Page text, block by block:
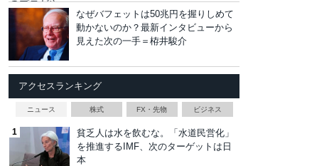
なぜバフェットは50兆円を握りしめて
動かないのか？最新インタビューから
見えた次の一手＝栫井駿介
アクセスランキング
ニュース 株式 FX・先物 ビジネス
貧乏人は水を飲むな。「水道民営化」
を推進するIMF、次のターゲットは日
本